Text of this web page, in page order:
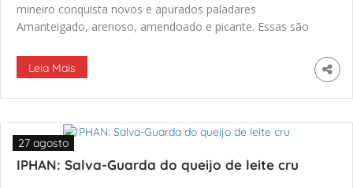
mineiro conquista novos e apurados paladares
Amanteigado, arenoso, amendoado e picante. Essas são
datas de maturação, pode proporcionar ao paladar.
Leia Mais
IPHAN: Salva-Guarda do queijo de leite cru
27 agosto